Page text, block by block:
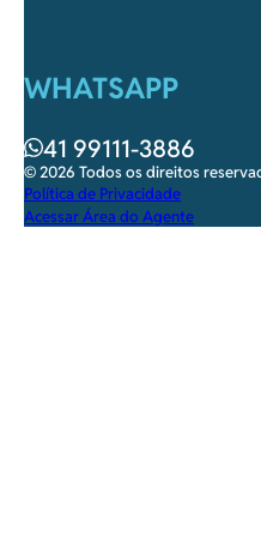
WHATSAPP
41 99111-3886
© 2026 Todos os direitos
Política de Privacidade
Acessar Área do Agente